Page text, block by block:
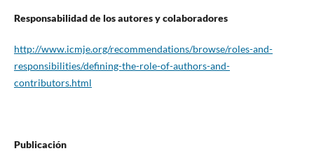
Responsabilidad de los autores y colaboradores
http://www.icmje.org/recommendations/browse/roles-and-
responsibilities/defining-the-role-of-authors-and-
contributors.html
Publicación